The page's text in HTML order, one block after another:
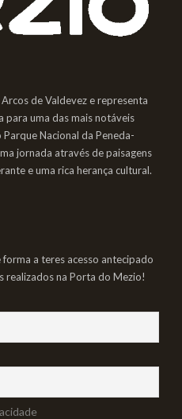
de Valdevez e representa
para uma das mais notáveis
Nacional da Peneda-
jornada através de paisagens
e uma rica herança cultural.
a teres acesso antecipado
realizados na Porta do Mezio!